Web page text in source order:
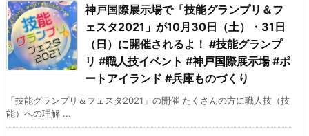
神戸国際展示場で「技能グランプリ＆フ
ェスタ2021」が10月30日（土）・31日
（日）に開催されるよ！ #技能グランプ
リ #職人技イベント #神戸国際展示場 #ポ
ートアイランド #兵庫ものづくり
「技能グランプリ＆フェスタ2021」の開催 たくさんの方に職人技（技
能）への理解 ...